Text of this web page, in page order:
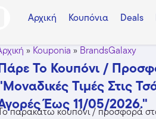
Αρχική Κουπόνια Deals
» Kouponia » BrandsGalaxy
Το Κουπόνι /
Τιμές Στις
Έως 11/05/2026."
παρακάτω κουπόνι / προσφορά